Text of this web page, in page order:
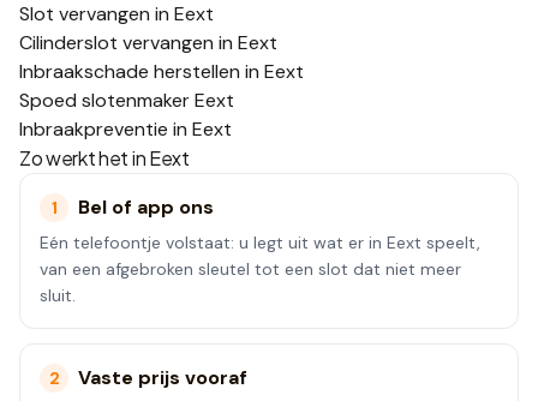
Slot vervangen in Eext
Cilinderslot vervangen in Eext
Inbraakschade herstellen in Eext
Spoed slotenmaker Eext
Inbraakpreventie in Eext
Zo werkt het inEext
1 Bel of app ons
Eén telefoontje volstaat: u legt uit wat er in Eext speelt,
van een afgebroken sleutel tot een slot dat niet meer
sluit.
2 Vaste prijs vooraf